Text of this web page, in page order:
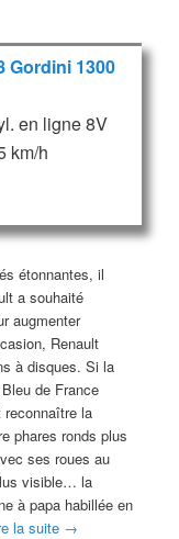
Gordini 1300
en ligne 8V
km/h
étonnantes, il
a souhaité
augmenter
Renault
à disques. Si la
de France
reconnaître la
phares ronds plus
ses roues au
visible… la
à papa habillée en
la suite →